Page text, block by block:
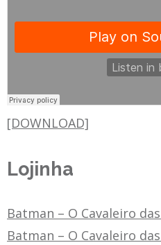
[DOWNLOAD]
Lojinha
Batman – O Cavaleiro
Batman – O Cavaleiro